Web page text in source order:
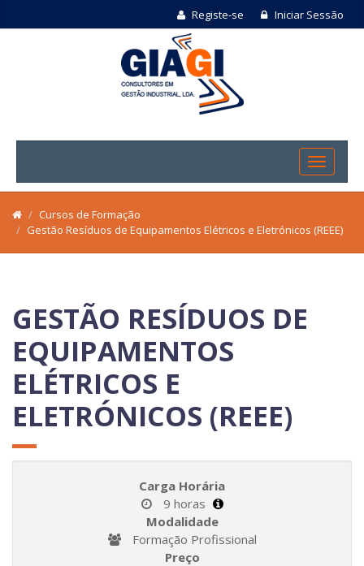
Registe-se Iniciar Sessão
Cursos de Formação
Gestão Resíduos de Equipamentos Elétricos e Eletrónicos (REEE)
GESTÃO RESÍDUOS DE
EQUIPAMENTOS
ELÉTRICOS E
ELETRÓNICOS (REEE)
Carga Horária
9 horas
Modalidade
Formação Profissional
Preço